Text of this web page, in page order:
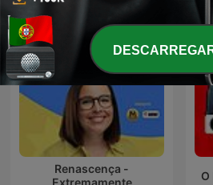
Renascença -